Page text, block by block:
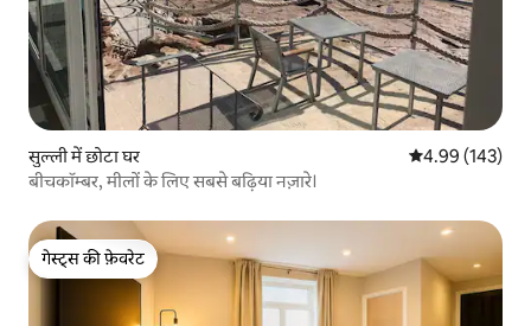
सुल्ली में छोटा घर औसत रेटिंग 5 में से
4.99 (143)
बीचकॉम्बर, मीलों के लिए सबसे बढ़िया नज़ारे।
गेस्ट्स की फ़ेवरेट
गेस्ट्स की फ़ेवरेट